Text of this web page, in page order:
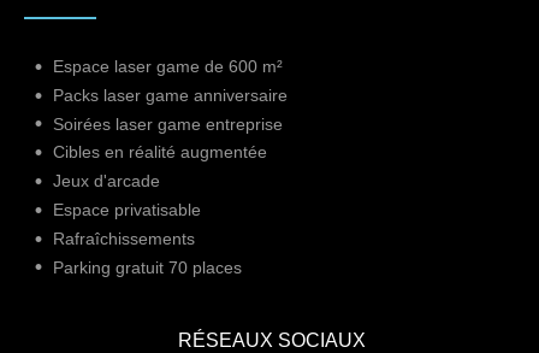
Espace laser game de 600 m²
Packs laser game anniversaire
Soirées laser game entreprise
Cibles en réalité augmentée
Jeux d'arcade
Espace privatisable
Rafraîchissements
Parking gratuit 70 places
RÉSEAUX SOCIAUX